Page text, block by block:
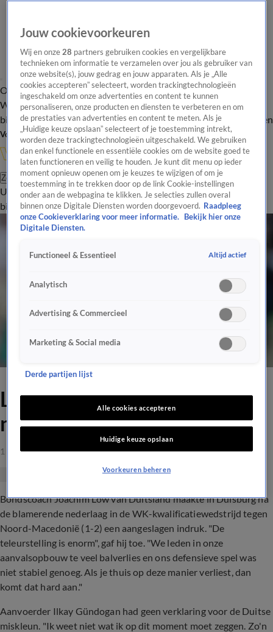
Overzicht Onze programma's Uitzendingen Onze gezichten
In de
WandelgangenInterviewsUitzending
bijwonenPodcastShopVeelgestelde vragenKijkersvraag insturen
Volg Vandaag Inside
Zoeken
UitzendingenVandaag InsideDe OranjezomerShopUitzending
bijwonen
Löw aangeslagen na pijnlijke
nederlaag Duitsland
1 apr 2021, 01:53
Bondscoach Joachim Löw van Duitsland maakte in Duisburg na
de blamerende nederlaag in de WK-kwalificatiewedstrijd tegen
Noord-Macedonië (1-2) een aangeslagen indruk. "De
teleurstelling is enorm", gaf hij toe. "We leden in onze
aanvalsopbouw te veel balverlies en ons defensieve spel was
niet stabiel genoeg. Als je thuis op deze manier verliest, dan
komt dat hard aan."
Aanvoerder Ilkay Gündogan had geen verklaring voor de Duitse
miskleun. "Ik weet niet wat ik op dit moment moet zeggen. Zo'n
Jouw cookievoorkeuren
Wij en onze28 partners gebruiken cookies en vergelijkbare
technieken om informatie te verzamelen over jou als gebruiker van
onze website(s), jouw gedrag en jouw apparaten. Als je „Alle
cookies accepteren” selecteert, worden trackingtechnologieën
ingeschakeld om onze advertenties en content te kunnen
personaliseren, onze producten en diensten te verbeteren en om
de prestaties van advertenties en content te meten. Als je
„Huidige keuze opslaan” selecteert of je toestemming intrekt,
worden deze trackingtechnologieën uitgeschakeld. We gebruiken
dan enkel functionele en essentiële cookies om de website goed te
laten functioneren en veilig te houden. Je kunt dit menu op ieder
moment opnieuw openen om je keuzes te wijzigen of om je
toestemming in te trekken door op de link Cookie-instellingen
onder aan de webpagina te klikken. Je selecties zullen overal
binnen onze Digitale Diensten worden doorgevoerd. Raadpleeg
onze Cookieverklaring voor meer informatie.
Bekijk hier onze
Digitale Diensten.
Functioneel & Essentieel Altijd actief
Analytisch
Advertising & Commercieel
Marketing & Social media
Derde partijen lijst
Alle cookies accepteren
Huidige keuze opslaan
Voorkeuren beheren